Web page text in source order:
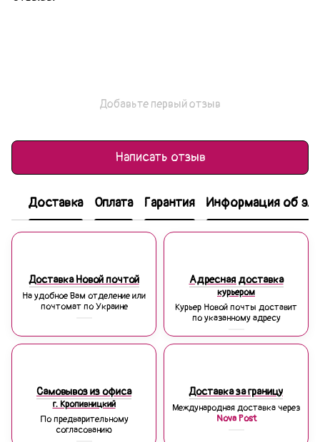
Добавьте первый отзыв
Написать отзыв
Доставка Оплата Гарантия Информация об
Доставка Новой почтой
На удобное Вам отделение или
почтомат по Украине
Адресная доставка
курьером
Курьер Новой почты доставит
по указанному адресу
Самовывоз из офиса
г. Кропивницкий
По предварительному
согласованию
Доставка за границу
Международная доставка через
Nova Post